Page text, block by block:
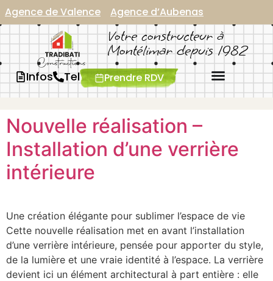
Panneau de gestion des cookies
Agence de Valence Agence d’Aubenas
Votre constructeur à
Montélimar depuis 1982
Infos Tel Prendre RDV
Nouvelle réalisation –
Installation d’une verrière
intérieure
Une création élégante pour sublimer l’espace de vie
Cette nouvelle réalisation met en avant l’installation
d’une verrière intérieure, pensée pour apporter du style,
de la lumière et une vraie identité à l’espace. La verrière
devient ici un élément architectural à part entière : elle